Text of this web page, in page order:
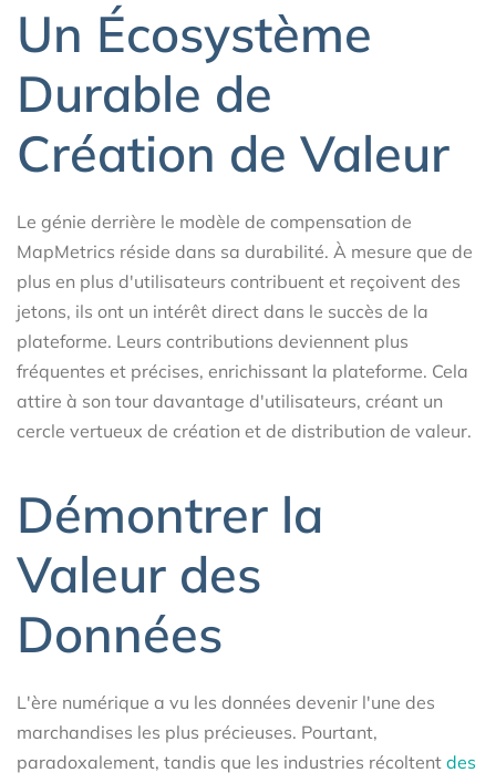
Un Écosystème
Durable de
Création de Valeur
Le génie derrière le modèle de compensation de
MapMetrics réside dans sa durabilité. À mesure que de
plus en plus d'utilisateurs contribuent et reçoivent des
jetons, ils ont un intérêt direct dans le succès de la
plateforme. Leurs contributions deviennent plus
fréquentes et précises, enrichissant la plateforme. Cela
attire à son tour davantage d'utilisateurs, créant un
cercle vertueux de création et de distribution de valeur.
Démontrer la
Valeur des
Données
L'ère numérique a vu les données devenir l'une des
marchandises les plus précieuses. Pourtant,
paradoxalement, tandis que les industries récoltent des